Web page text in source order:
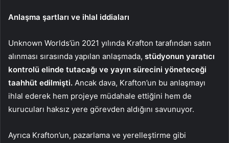
Anlaşma şartları ve ihlal iddiaları
Unknown Worlds’ün 2021 yılında Krafton tarafından satın
alınması sırasında yapılan anlaşmada, stüdyonun yaratıcı
kontrolü elinde tutacağı ve yayın sürecini yöneteceği
taahhüt edilmişti. Ancak dava, Krafton’un bu anlaşmayı
ihlal ederek hem projeye müdahale ettiğini hem de
kurucuları haksız yere görevden aldığını savunuyor.
Ayrıca Krafton’un, pazarlama ve yerelleştirme gibi